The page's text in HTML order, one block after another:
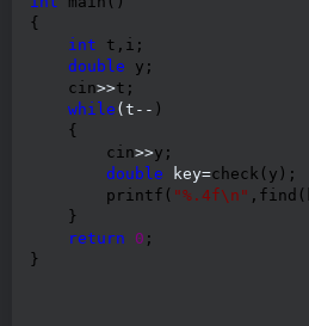
{
int t,i;
double y;
    cin
>>t;
while (t-- )
    {
        cin
>>y;
double key=check(y);
        printf(
"%.4f\n "
    }
return
0 ;
}